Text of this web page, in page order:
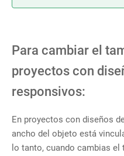
Para cambiar el
proyectos con
responsivos:
En proyectos con diseños
ancho del objeto está
lo tanto, cuando cambias el